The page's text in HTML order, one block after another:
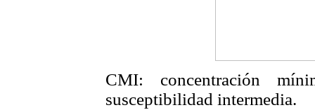
CMI: concentración
susceptibilidad intermedia.